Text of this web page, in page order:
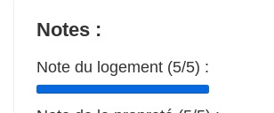
Notes :
Note du logement (5/5) :